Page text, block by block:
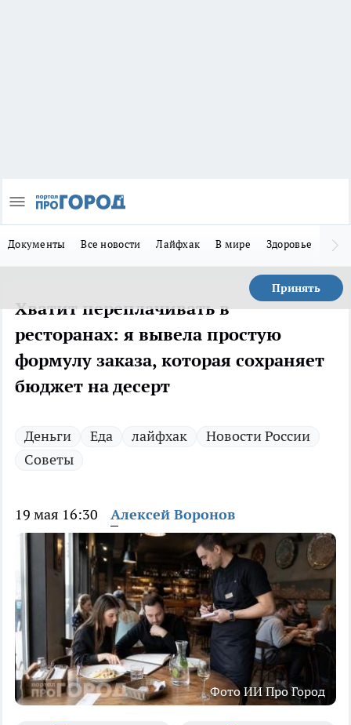
Документы Все новости Лайфхак В мире Здоровье
Принять
Хватит переплачивать в
ресторанах: я вывела простую
формулу заказа, которая сохраняет
бюджет на десерт
Деньги Еда лайфхак
Новости России
Советы
19 мая 16:30 Алексей Воронов
Фото ИИ Про Город